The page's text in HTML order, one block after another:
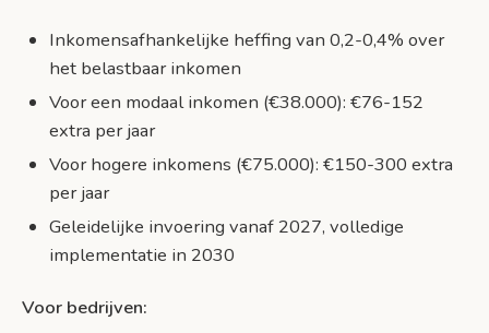
Inkomensafhankelijke heffing van 0,2-0,4% over
het belastbaar inkomen
Voor een modaal inkomen (€38.000): €76-152
extra per jaar
Voor hogere inkomens (€75.000): €150-300 extra
per jaar
Geleidelijke invoering vanaf 2027, volledige
implementatie in 2030
Voor bedrijven: